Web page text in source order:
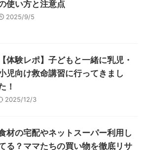
使い方と注意点
2025/9/5
【体験レポ】子どもと一緒に乳児・
児向け救命講習に行ってきまし
！
2025/12/3
材の宅配やネットスーパー利用し
る？ママたちの買い物を徹底リサ